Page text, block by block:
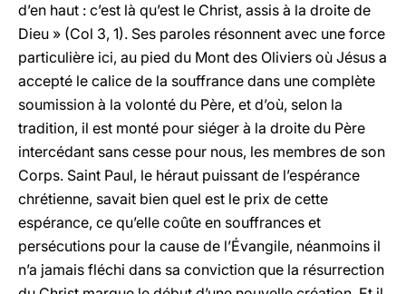
d’en haut : c’est là qu’est le Christ, assis à la droite de
Dieu » (Col 3, 1). Ses paroles résonnent avec une force
particulière ici, au pied du Mont des Oliviers où Jésus a
accepté le calice de la souffrance dans une complète
soumission à la volonté du Père, et d’où, selon la
tradition, il est monté pour siéger à la droite du Père
intercédant sans cesse pour nous, les membres de son
Corps. Saint Paul, le héraut puissant de l’espérance
chrétienne, savait bien quel est le prix de cette
espérance, ce qu’elle coûte en souffrances et
persécutions pour la cause de l’Évangile, néanmoins il
n’a jamais fléchi dans sa conviction que la résurrection